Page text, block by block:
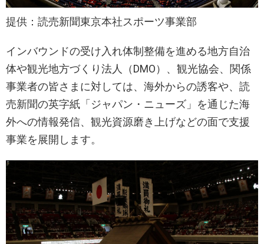
提供：読売新聞東京本社スポーツ事業部
インバウンドの受け入れ体制整備を進める地方自治
体や観光地方づくり法人（DMO）、観光協会、関係
事業者の皆さまに対しては、海外からの誘客や、読
売新聞の英字紙「ジャパン・ニューズ」を通じた海
外への情報発信、観光資源磨き上げなどの面で支援
事業を展開します。